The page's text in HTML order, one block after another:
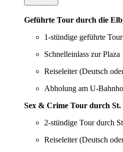
Geführte Tour durch die
1-stündige geführte
Schnelleinlass zur Plaza
Reiseleiter (Deutsch
Abholung am U-
Sex & Crime Tour durch St.
2-stündige Tour durch
Reiseleiter (Deutsch